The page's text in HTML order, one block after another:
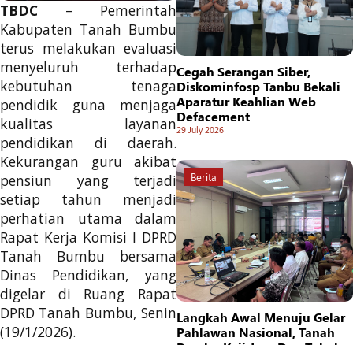
TBDC – Pemerintah
Kabupaten Tanah Bumbu
terus melakukan evaluasi
menyeluruh terhadap
kebutuhan tenaga
pendidik guna menjaga
kualitas layanan
pendidikan di daerah.
Kekurangan guru akibat
pensiun yang terjadi
setiap tahun menjadi
perhatian utama dalam
Rapat Kerja Komisi I DPRD
Tanah Bumbu bersama
Dinas Pendidikan, yang
digelar di Ruang Rapat
DPRD Tanah Bumbu, Senin
(19/1/2026).
Cegah Serangan Siber,
Diskominfosp Tanbu Bekali
Aparatur Keahlian Web
Defacement
29 July 2026
Berita
Langkah Awal Menuju Gelar
Pahlawan Nasional, Tanah